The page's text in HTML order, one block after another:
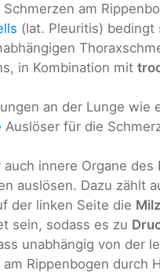
am
(lat. Pleuritis)
in Kombination mit
an der Lunge wie
Auslöser für die
innere Organe des
auslösen. Dazu zählt
der linken Seite die Milz
sein, sodass es zu
unabhängig von der
Rippenbogen durch